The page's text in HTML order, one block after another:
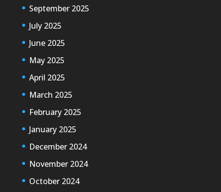
September 2025
July 2025
June 2025
May 2025
April 2025
March 2025
February 2025
January 2025
December 2024
November 2024
October 2024